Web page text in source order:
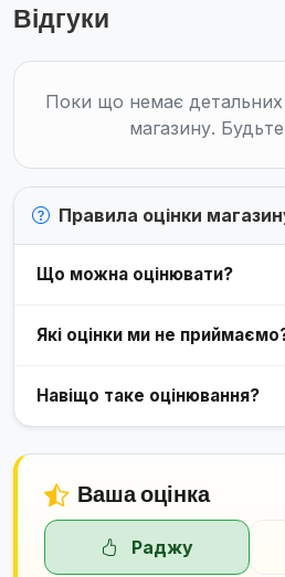
Відгуки
Поки що немає детальних
магазину.
Правила оцінки
Що можна оцінювати?
Які оцінки ми не
Навіщо таке оцінювання?
Ваша оцінка
Раджу